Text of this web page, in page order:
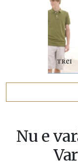
Nu e